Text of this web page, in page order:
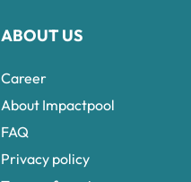
ABOUT US
Career
About Impactpool
FAQ
Privacy policy